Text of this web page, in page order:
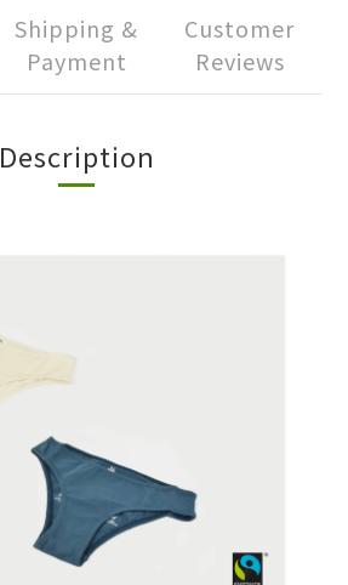
Shipping &
Payment
Customer
Reviews
Description